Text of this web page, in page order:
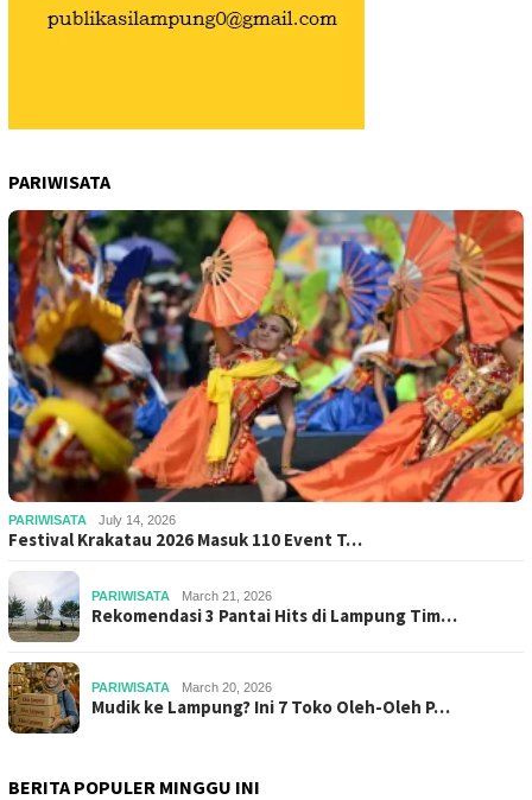
PARIWISATA
PARIWISATA July 14, 2026
Festival Krakatau 2026 Masuk 110 Event T…
PARIWISATA March 21, 2026
Rekomendasi 3 Pantai Hits di Lampung Tim…
PARIWISATA March 20, 2026
Mudik ke Lampung? Ini 7 Toko Oleh-Oleh P…
BERITA POPULER MINGGU INI